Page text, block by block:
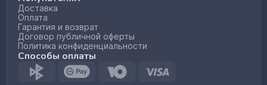
Доставка
Оплата
Гарантия и возврат
Договор публичной оферты
Политика конфиденциальности
Способы оплаты